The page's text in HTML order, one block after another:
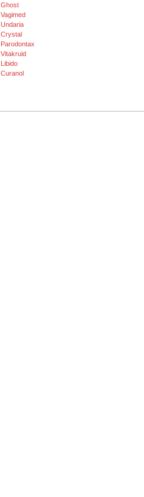
Ghost
Vagimed
Undaria
Crystal
Parodontax
Vitakruid
Libido
Curanol